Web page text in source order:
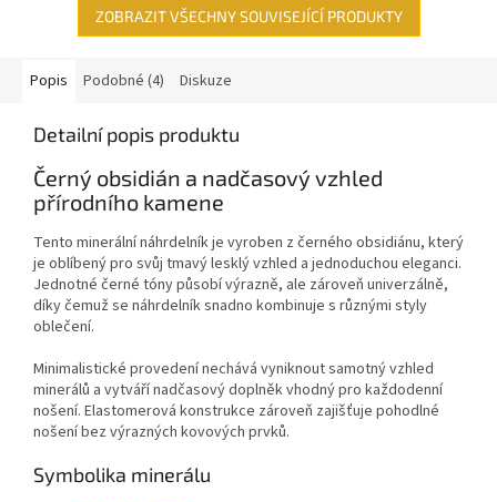
ZOBRAZIT VŠECHNY SOUVISEJÍCÍ PRODUKTY
Popis Podobné (4) Diskuze
Detailní popis produktu
Černý obsidián a nadčasový vzhled
přírodního kamene
Tento minerální náhrdelník je vyroben z černého obsidiánu, který
je oblíbený pro svůj tmavý lesklý vzhled a jednoduchou eleganci.
Jednotné černé tóny působí výrazně, ale zároveň univerzálně,
díky čemuž se náhrdelník snadno kombinuje s různými styly
oblečení.
Minimalistické provedení nechává vyniknout samotný vzhled
minerálů a vytváří nadčasový doplněk vhodný pro každodenní
nošení. Elastomerová konstrukce zároveň zajišťuje pohodlné
nošení bez výrazných kovových prvků.
Symbolika minerálu